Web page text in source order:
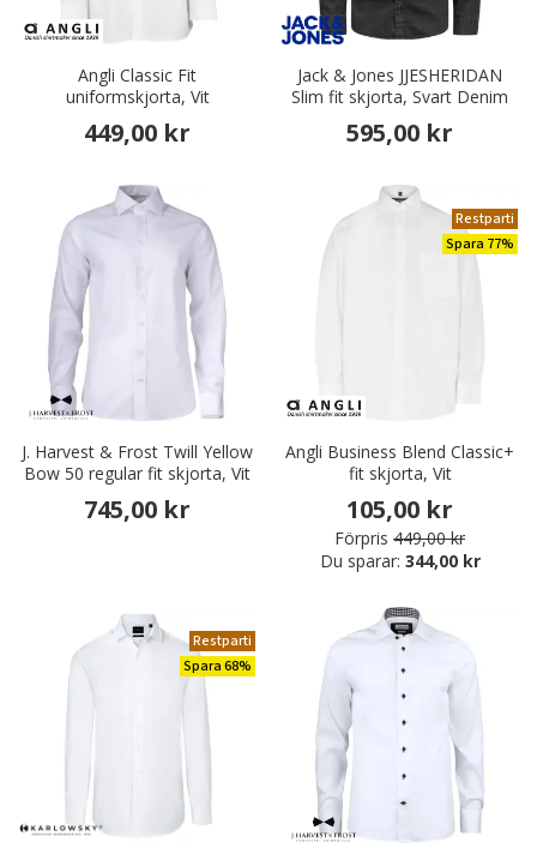
Angli Classic Fit
uniformskjorta, Vit
449,00 kr
Jack & Jones JJESHERIDAN
Slim fit skjorta, Svart Denim
595,00 kr
J. Harvest & Frost Twill Yellow
Bow 50 regular fit skjorta, Vit
745,00 kr
Restparti
Spara 77%
Angli Business Blend Classic+
fit skjorta, Vit
105,00 kr
Förpris 449,00 kr
Du sparar: 344,00 kr
Restparti
Spara 68%